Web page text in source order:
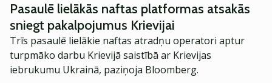
Pasaulē lielākās naftas platformas atsakās
sniegt pakalpojumus Krievijai
Trīs pasaulē lielākie naftas atradņu operatori aptur
turpmāko darbu Krievijā saistībā ar Krievijas
iebrukumu Ukrainā, paziņoja Bloomberg.